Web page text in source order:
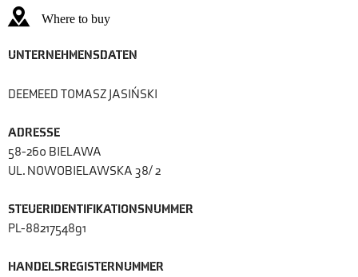
Where to buy
UNTERNEHMENSDATEN
DEEMEED TOMASZ JASIŃSKI
ADRESSE
58-260 BIELAWA
UL. NOWOBIELAWSKA 38/ 2
STEUERIDENTIFIKATIONSNUMMER
PL-8821754891
HANDELSREGISTERNUMMER